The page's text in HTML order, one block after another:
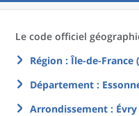
Le code officiel
Région : Île-de-France
Département :
Arrondissement :